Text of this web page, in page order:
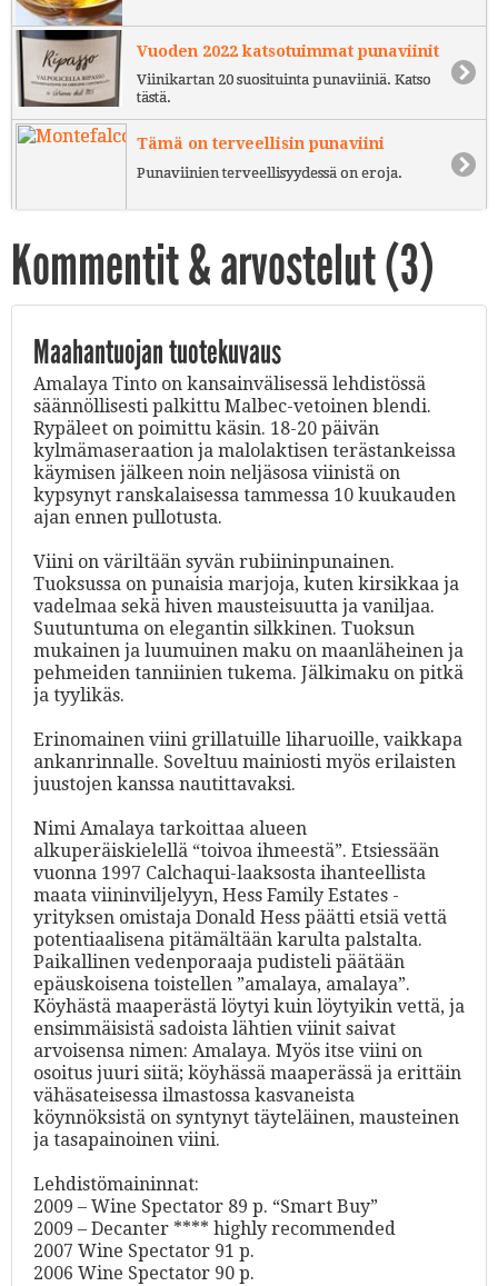
Vuoden 2022 katsotuimmat punaviinit
Viinikartan 20 suosituinta punaviiniä. Katso
tästä.
Tämä on terveellisin punaviini
Punaviinien terveellisyydessä on eroja.
Kommentit & arvostelut (3)
Maahantuojan tuotekuvaus
Amalaya Tinto on kansainvälisessä lehdistössä
säännöllisesti palkittu Malbec-vetoinen blendi.
Rypäleet on poimittu käsin. 18-20 päivän
kylmämaseraation ja malolaktisen terästankeissa
käymisen jälkeen noin neljäsosa viinistä on
kypsynyt ranskalaisessa tammessa 10 kuukauden
ajan ennen pullotusta.
Viini on väriltään syvän rubiininpunainen.
Tuoksussa on punaisia marjoja, kuten kirsikkaa ja
vadelmaa sekä hiven mausteisuutta ja vaniljaa.
Suutuntuma on elegantin silkkinen. Tuoksun
mukainen ja luumuinen maku on maanläheinen ja
pehmeiden tanniinien tukema. Jälkimaku on pitkä
ja tyylikäs.
Erinomainen viini grillatuille liharuoille, vaikkapa
ankanrinnalle. Soveltuu mainiosti myös erilaisten
juustojen kanssa nautittavaksi.
Nimi Amalaya tarkoittaa alueen
alkuperäiskielellä “toivoa ihmeestä”. Etsiessään
vuonna 1997 Calchaqui-laaksosta ihanteellista
maata viininviljelyyn, Hess Family Estates -
yrityksen omistaja Donald Hess päätti etsiä vettä
potentiaalisena pitämältään karulta palstalta.
Paikallinen vedenporaaja pudisteli päätään
epäuskoisena toistellen ”amalaya, amalaya”.
Köyhästä maaperästä löytyi kuin löytyikin vettä, ja
ensimmäisistä sadoista lähtien viinit saivat
arvoisensa nimen: Amalaya. Myös itse viini on
osoitus juuri siitä; köyhässä maaperässä ja erittäin
vähäsateisessa ilmastossa kasvaneista
köynnöksistä on syntynyt täyteläinen, mausteinen
ja tasapainoinen viini.
Lehdistömaininnat:
2009 – Wine Spectator 89 p. “Smart Buy”
2009 – Decanter **** highly recommended
2007 Wine Spectator 91 p.
2006 Wine Spectator 90 p.